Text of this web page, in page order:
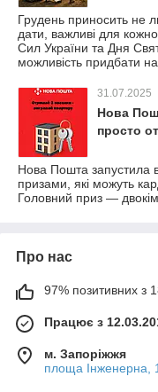
Грудень приносить не
дати, важливі для
Сил України та Дня
можливість придбати
31.07.2025
Нова
просто
Нова Пошта запустила
призами, які можуть
Головний приз —
Про нас
97% позитивних з
Працює з
м. Запоріжжя
площа Інженерна,